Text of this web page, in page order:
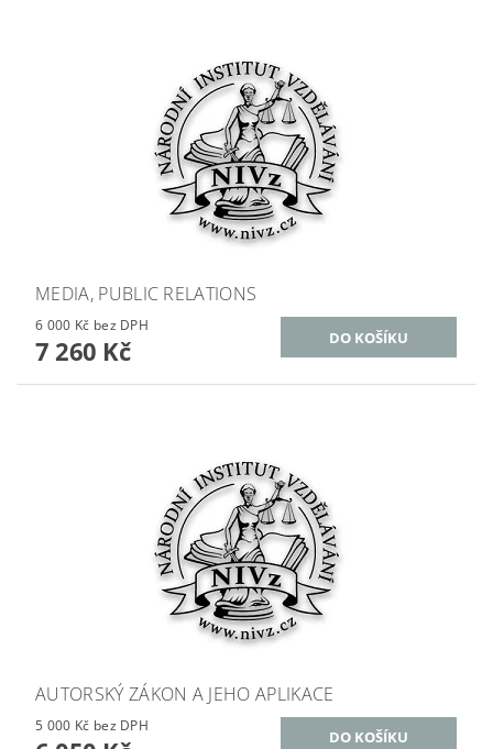
MEDIA, PUBLIC RELATIONS
6 000 Kč bez DPH
7 260 Kč
AUTORSKÝ ZÁKON A JEHO APLIKACE
5 000 Kč bez DPH